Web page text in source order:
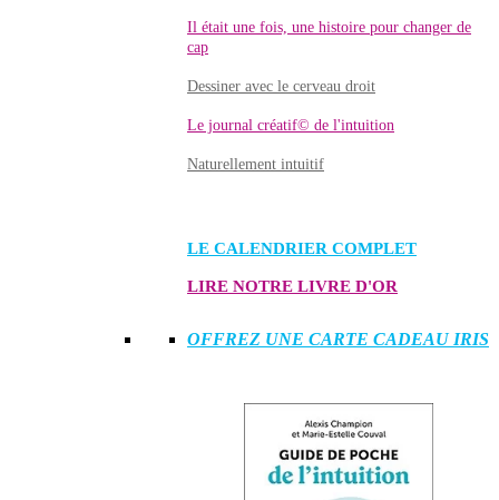
Il était une fois, une histoire pour changer de
cap
Dessiner avec le cerveau droit
Le journal créatif© de l'intuition
Naturellement intuitif
LE CALENDRIER COMPLET
LIRE NOTRE LIVRE D'OR
OFFREZ UNE CARTE CADEAU IRIS